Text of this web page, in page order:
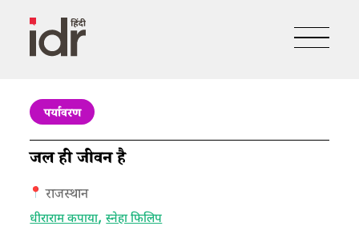
पर्यावरण
जल ही जीवन है
राजस्थान
धीराराम कपाया,स्नेहा फिलिप